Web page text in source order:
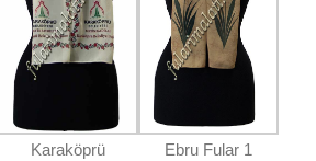
Karaköprü
Ebru Fular 1